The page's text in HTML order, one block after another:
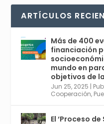
r
comienza en
Conferencia
con el
6, Congreso
Sociales y la
de Economía
4
1 2
ARTÍCULOS
Más de 400
financiación
mundo en
objetivos de
Jun 25, 2025 |
Cooperación,
El ‘Proceso